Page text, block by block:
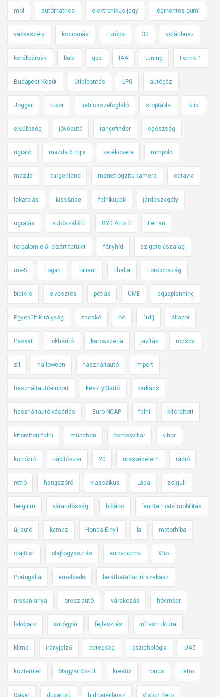
mol autómatrica elektronikus jegy légmentes gumi
vadveszély koccanás Európa 30 volánbusz
kerékpársáv baki gps IAA tuning Forma-1
Budapest Közút útfelbontás LPG autógáz
Jogger tükör heti összefoglaló stoptábla Bubi
elsőbbség jövőautó rangefinder egészség
ugrató mazda 6 mps kerékcsere rumpold
mazda burgenland menetrögzítő kamera octavia
lakatolás kiss&ride felnikupak járdaszegély
ugratás autószállító BYD Atto 3 Ferrari
forgalom elől elzárt terület fényhíd szigetelőszalag
mx-5 Logan Taliant Thalia Törökország
biciklis elvesztés pótlás ÚME aquaplanning
Egyesült Királyság zacskó hó útdíj állapot
Passat lökhárító karosszéria javítás rozsda
zil halloween használtautó import
használtautó-import kesztyűtartó barkács
használtautó-vásárlás Euro NCAP felni kifordított
kifordított felni münchen homokvihar vihar
korrózió kábítószer 20 utasvédelem rádió
retró hangszóró klasszikus Lada zsiguli
belgium várandósság hólánc fenntartható mobilitás
új autó kamaz Honda E:ny1 la motorhiba
olajfüst olajfogyasztás euro-norma Vito
Portugália emelkedő beláthatatlan útszakasz
nissan ariya orosz autó várakozás hóember
lakópark autógyár fejlesztés infrastruktúra
klíma irányjelző betegség pszichológia UAZ
közterület Magyar Közút kreatív roncs retro
Dakar dugattyú hidrogénbusz Vision Zero